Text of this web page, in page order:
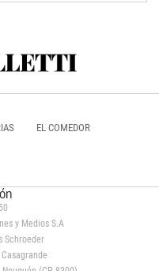
EL COMEDOR
y Medios S.A
Schroeder